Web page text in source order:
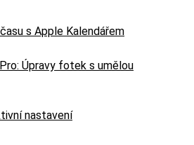
s Apple Kalendářem
Úpravy fotek s umělou
nastavení